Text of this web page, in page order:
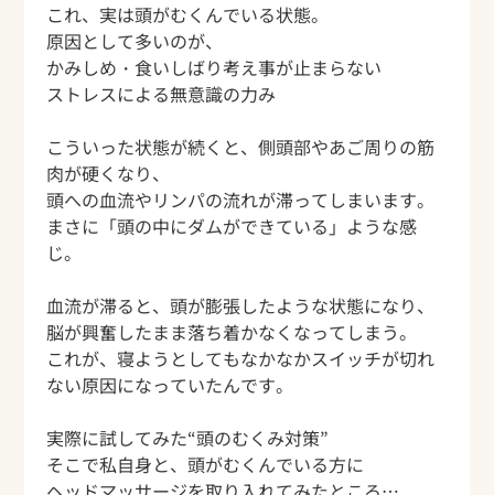
これ、実は頭がむくんでいる状態。
原因として多いのが、
かみしめ・食いしばり考え事が止まらない
ストレスによる無意識の力み
こういった状態が続くと、側頭部やあご周りの筋
肉が硬くなり、
頭への血流やリンパの流れが滞ってしまいます。
まさに「頭の中にダムができている」ような感
じ。
血流が滞ると、頭が膨張したような状態になり、
脳が興奮したまま落ち着かなくなってしまう。
これが、寝ようとしてもなかなかスイッチが切れ
ない原因になっていたんです。
実際に試してみた“頭のむくみ対策”
そこで私自身と、頭がむくんでいる方に